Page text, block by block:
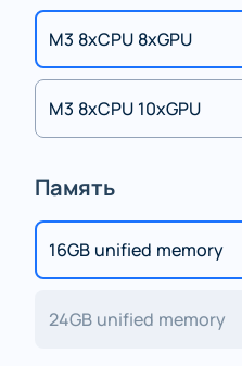
M3 8xCPU 8xGPU
M3 8xCPU 10xGPU
Память
16GB unified memory
24GB unified memory